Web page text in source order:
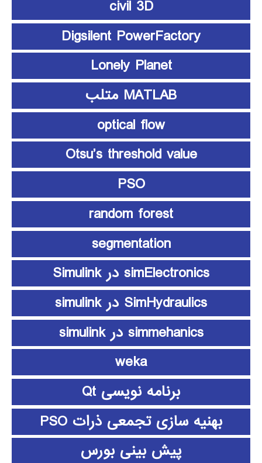
civil 3D
Digsilent PowerFactory
Lonely Planet
MATLAB متلب
optical flow
Otsu’s threshold value
PSO
random forest
segmentation
simElectronics در Simulink
SimHydraulics در simulink
simmehanics در simulink
weka
برنامه نویسی Qt
بهنیه سازی تجمعی ذرات PSO
پیش بینی بورس